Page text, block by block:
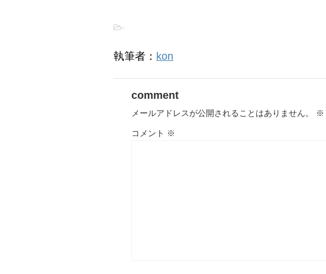
-
執筆者： kon
comment
メールアドレスが公開されることはありません。 ※
コメント ※